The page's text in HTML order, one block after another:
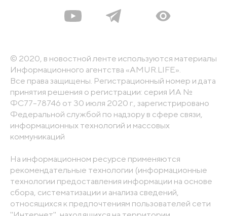
© 2020, в новостной ленте используются материалы
Информационного агентства «AMUR.LIFE».
Все права защищены. Регистрационный номер и дата
принятия решения о регистрации: серия ИА №
ФС77-78746 от 30 июля 2020 г., зарегистрировано
Федеральной службой по надзору в сфере связи,
информационных технологий и массовых
коммуникаций
На информационном ресурсе применяются
рекомендательные технологии (информационные
технологии предоставления информации на основе
сбора, систематизации и анализа сведений,
относящихся к предпочтениям пользователей сети